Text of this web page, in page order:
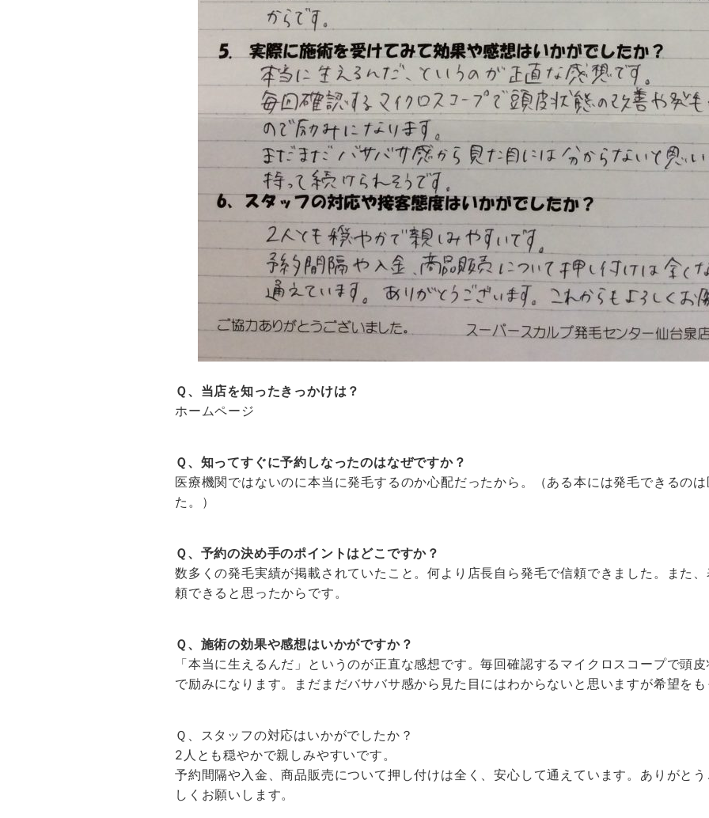
Ｑ、当店を知ったきっかけは？
ホームページ
Ｑ、知ってすぐに予約しなったのはなぜですか？
医療機関ではないのに本当に発毛するのか心配だったから。（ある本には発毛できるの
た。）
Ｑ、予約の決め手のポイントはどこですか？
数多くの発毛実績が掲載されていたこと。何より店長自ら発毛で信頼できました。また
頼できると思ったからです。
Ｑ、施術の効果や感想はいかがですか？
「本当に生えるんだ」というのが正直な感想です。毎回確認するマイクロスコープで頭
で励みになります。まだまだバサバサ感から見た目にはわからないと思いますが希望を
Ｑ、スタッフの対応はいかがでしたか？
2人とも穏やかで親しみやすいです。
予約間隔や入金、商品販売について押し付けは全く、安心して通えています。ありがと
しくお願いします。